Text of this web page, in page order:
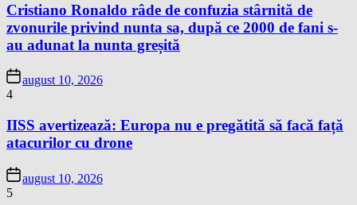
Cristiano Ronaldo râde de confuzia stârnită de
zvonurile privind nunta sa, după ce 2000 de fani s-
au adunat la nunta greșită
august 10, 2026
4
IISS avertizează: Europa nu e pregătită să facă față
atacurilor cu drone
august 10, 2026
5